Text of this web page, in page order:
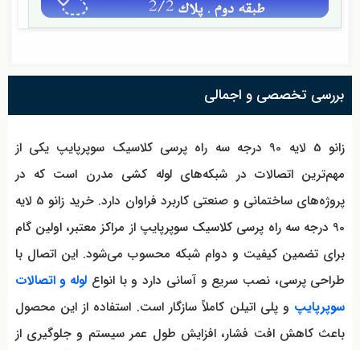
بررسی تخصصی و اجمالی
زانو 5 لایه 90 درجه سه راه پرسی کلاسیک سوپرپایپ یکی از
مهم‌ترین اتصالات در شبکه‌های لوله کشی مدرن است که در
پروژه‌های ساختمانی و صنعتی کاربرد فراوان دارد. خرید زانو 5 لایه
90 درجه سه راه پرسی کلاسیک سوپرپایپ از مراکز معتبر، اولین گام
برای تضمین کیفیت و دوام شبکه محسوب می‌شود. این اتصال با
طراحی پرسی، نصب سریع و آسانی دارد و با انواع لوله و اتصالات
سوپرپایپ و پلی اتیلن کاملاً سازگار است. استفاده از این محصول
باعث کاهش افت فشار، افزایش طول عمر سیستم و جلوگیری از